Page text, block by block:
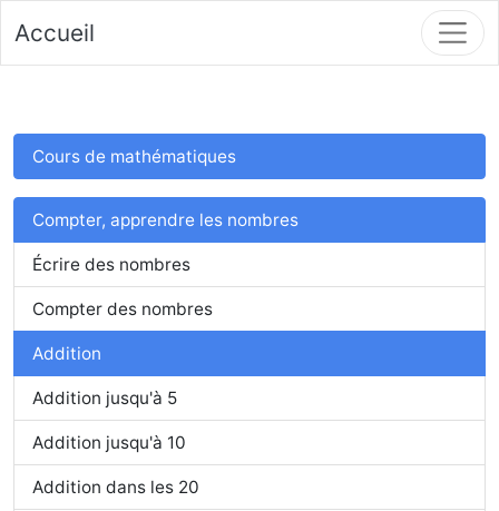
Accueil
Cours de mathématiques
Compter, apprendre les nombres
Écrire des nombres
Compter des nombres
Addition
Addition jusqu'à 5
Addition jusqu'à 10
Addition dans les 20